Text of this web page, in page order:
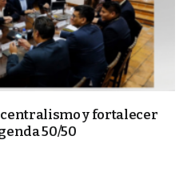
y fortalecer
50/50